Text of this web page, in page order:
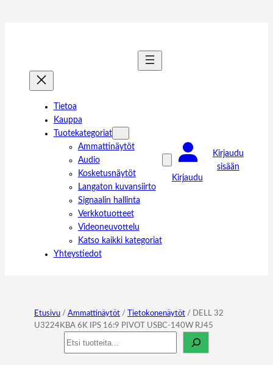
Tietoa
Kauppa
Tuotekategoriat
Ammattinäytöt
Audio
Kosketusnäytöt
Langaton kuvansiirto
Signaalin hallinta
Verkkotuotteet
Videoneuvottelu
Katso kaikki kategoriat
Yhteystiedot
Kirjaudu
Kirjaudu
sisään
Etusivu / Ammattinäytöt / Tietokonenäytöt / DELL 32
U3224KBA 6K IPS 16:9 PIVOT USBC-140W RJ45
Haku